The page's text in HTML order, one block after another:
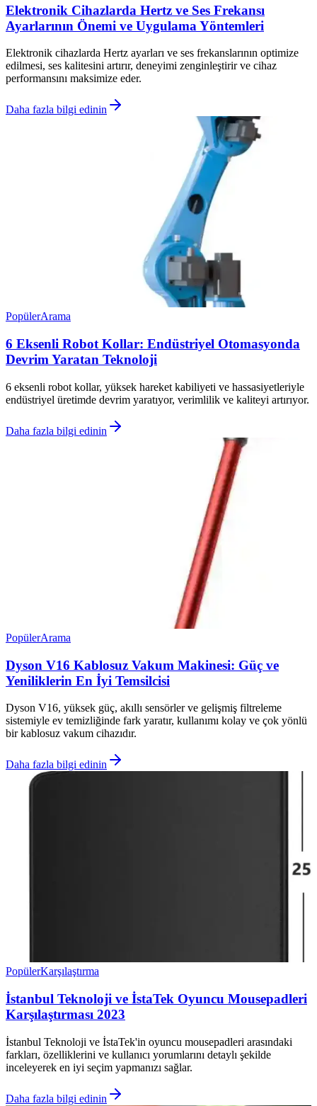
Elektronik Cihazlarda Hertz ve Ses Frekansı
Ayarlarının Önemi ve Uygulama Yöntemleri
Elektronik cihazlarda Hertz ayarları ve ses frekanslarının optimize
edilmesi, ses kalitesini artırır, deneyimi zenginleştirir ve cihaz
performansını maksimize eder.
Daha fazla bilgi edinin
PopülerArama
6 Eksenli Robot Kollar: Endüstriyel Otomasyonda
Devrim Yaratan Teknoloji
6 eksenli robot kollar, yüksek hareket kabiliyeti ve hassasiyetleriyle
endüstriyel üretimde devrim yaratıyor, verimlilik ve kaliteyi artırıyor.
Daha fazla bilgi edinin
PopülerArama
Dyson V16 Kablosuz Vakum Makinesi: Güç ve
Yeniliklerin En İyi Temsilcisi
Dyson V16, yüksek güç, akıllı sensörler ve gelişmiş filtreleme
sistemiyle ev temizliğinde fark yaratır, kullanımı kolay ve çok yönlü
bir kablosuz vakum cihazıdır.
Daha fazla bilgi edinin
PopülerKarşılaştırma
İstanbul Teknoloji ve İstaTek Oyuncu Mousepadleri
Karşılaştırması 2023
İstanbul Teknoloji ve İstaTek'in oyuncu mousepadleri arasındaki
farkları, özelliklerini ve kullanıcı yorumlarını detaylı şekilde
inceleyerek en iyi seçim yapmanızı sağlar.
Daha fazla bilgi edinin